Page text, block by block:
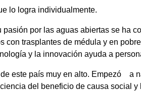
lo logra individualmente.
por las aguas abiertas se ha
trasplantes de médula y en
y la innovación ayuda a
este país muy en alto. Empezó a
del beneficio de causa social